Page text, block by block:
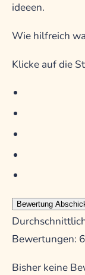
ideeen.
Wie hilfreich
Klicke auf die
Bewertung
Bewertungen: 6
Bisher keine